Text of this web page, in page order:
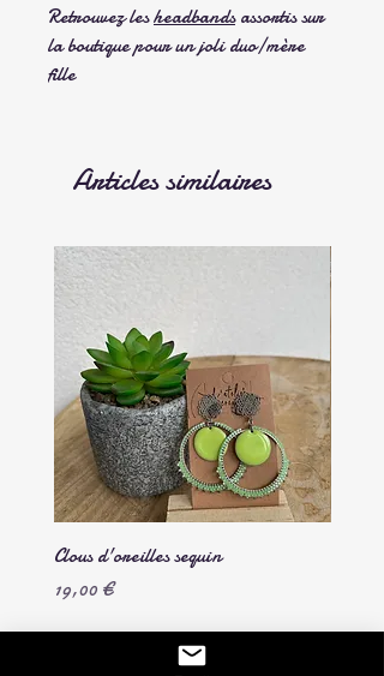
Retrouvez lesheadbandsassortis sur
la boutique pour un joli duo/mère
fille
Articles similaires
Clous d'oreilles sequin
Prix
19,00 €